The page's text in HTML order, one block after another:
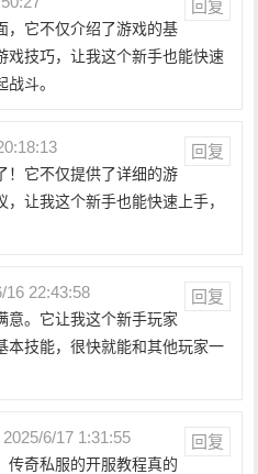
回复
，它不仅介绍了游戏的基
戏技巧，让我这个新手也能快速
斗。
回复
！它不仅提供了详细的游
让我这个新手也能快速上手，
16 22:43:58 回复
意。它让我这个新手玩家
本技能，很快就能和其他玩家一
2025/6/17 1:31:55 回复
传奇私服的开服教程真的